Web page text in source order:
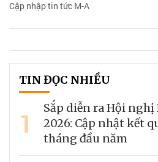
Cập nhập tin tức M-A
TIN ĐỌC NHIỀU
1
Sắp diễn ra Hội nghị
2026: Cập nhật kết
tháng đầu năm